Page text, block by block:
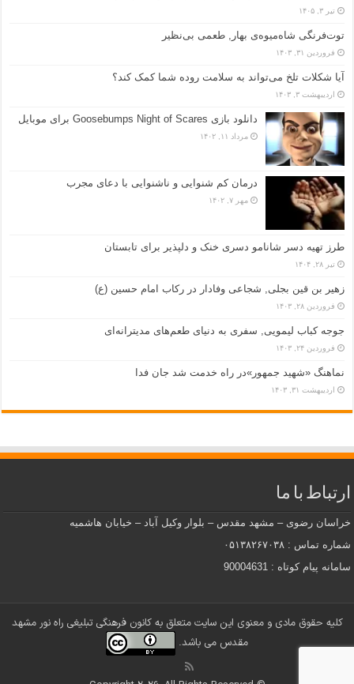
تیر ۳, ۱۴۰۵
توت‌فرنگی شاه‌میوه‌ی بهار, طعمی بی‌نظیر
فروردین ۳۱, ۱۴۰۳
آیا شکلات تلخ می‌تواند به سلامت روده شما کمک کند؟
اردیبهشت ۳, ۱۴۰۳
دانلود بازی Goosebumps Night of Scares برای موبایل
مرداد ۱۱, ۱۴۰۲
درمان کم شنوایی و ناشنوایی با دعای مجرب
مهر ۷, ۱۴۰۲
طرز تهیه دسر شانامو دسری خنک و دلپذیر برای تابستان
تیر ۲۸, ۱۴۰۴
زهیر بن قین بجلی, شجاعی وفادار در رکاب امام حسین (ع)
فروردین ۲۸, ۱۴۰۳
جوجه کباب لیمویی, سفری به دنیای طعم‌های مدیترانه‌ای
فروردین ۲۴, ۱۴۰۳
نماهنگ «شهید جمهور»در راه خدمت شد جان فدا
اردیبهشت ۳۱, ۱۴۰۳
ارتباط با ما
خراسان رضوی – مشهد مقدس – بلوار وکیل آباد – خیابان هاشمیه
شماره تماس : ۰۵۱۳۸۲۶۷۰۳۸
سامانه پیام کوتاه : 90004631
کلیه حقوق مادی و معنوی این سایت متعلق به کانون فرهنگی تبلیغی راه نور مشهد
مقدس می باشد.